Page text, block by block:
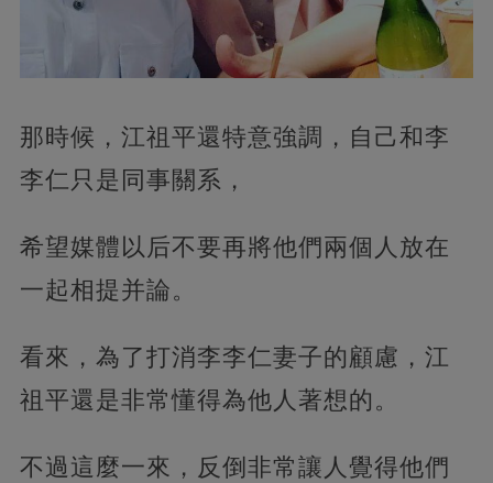
那時候，江祖平還特意強調，自己和李
李仁只是同事關系，
希望媒體以后不要再將他們兩個人放在
一起相提并論。
看來，為了打消李李仁妻子的顧慮，江
祖平還是非常懂得為他人著想的。
不過這麼一來，反倒非常讓人覺得他們